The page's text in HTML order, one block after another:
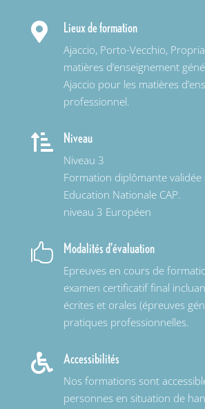
 Lieux de formation
Ajaccio, Porto-Vecchio,
matières d’enseignement
Ajaccio pour les matières
professionnel.
 Niveau
Niveau 3
Formation diplômante
Education Nationale CAP.
niveau 3 Européen
 Modalités d'évaluation
Epreuves en cours de
examen certificatif final
écrites et orales (épreuves
pratiques professionnelles.
 Accessibilités
Nos formations sont
personnes en situation de